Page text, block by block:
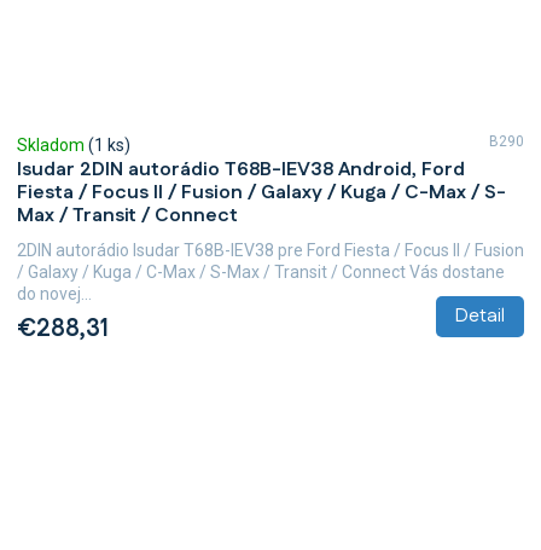
Isudar 2DIN autorádio T68B-IEV38 Android, Ford
Fiesta / Focus II / Fusion / Galaxy / Kuga / C-Max / S-
Max / Transit / Connect
Skladom (1 ks)
€288,31 Detail
2DIN autorádio Isudar T68B-IEV38 pre Ford Fiesta / Focus II / Fusion
/ Galaxy / Kuga / C-Max / S-Max / Transit / Connect Vás dostane
do novej...
B290